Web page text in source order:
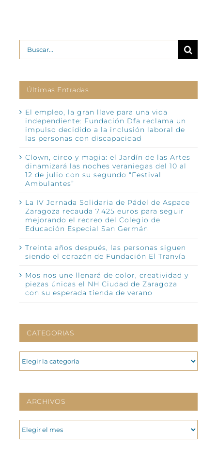
Buscar:
Últimas Entradas
El empleo, la gran llave para una vida
independiente: Fundación Dfa reclama un
impulso decidido a la inclusión laboral de
las personas con discapacidad
Clown, circo y magia: el Jardín de las Artes
dinamizará las noches veraniegas del 10 al
12 de julio con su segundo “Festival
Ambulantes”
La IV Jornada Solidaria de Pádel de Aspace
Zaragoza recauda 7.425 euros para seguir
mejorando el recreo del Colegio de
Educación Especial San Germán
Treinta años después, las personas siguen
siendo el corazón de Fundación El Tranvía
Mos nos une llenará de color, creatividad y
piezas únicas el NH Ciudad de Zaragoza
con su esperada tienda de verano
CATEGORIAS
CATEGORIAS
ARCHIVOS
ARCHIVOS